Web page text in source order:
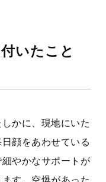
いたこと
かに、現地にいた
日顔をあわせている
細やかなサポートが
ます。空爆があった